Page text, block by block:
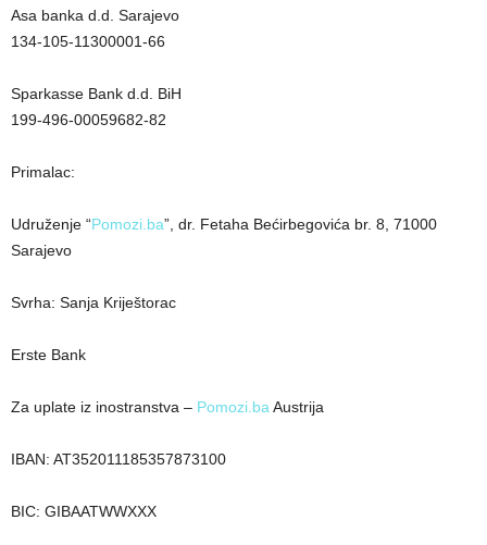
Asa banka d.d. Sarajevo
134-105-11300001-66
Sparkasse Bank d.d. BiH
199-496-00059682-82
Primalac:
Udruženje “Pomozi.ba”, dr. Fetaha Bećirbegovića br. 8, 71000
Sarajevo
Svrha: Sanja Kriještorac
Erste Bank
Za uplate iz inostranstva – Pomozi.ba Austrija
IBAN: AT352011185357873100
BIC: GIBAATWWXXX